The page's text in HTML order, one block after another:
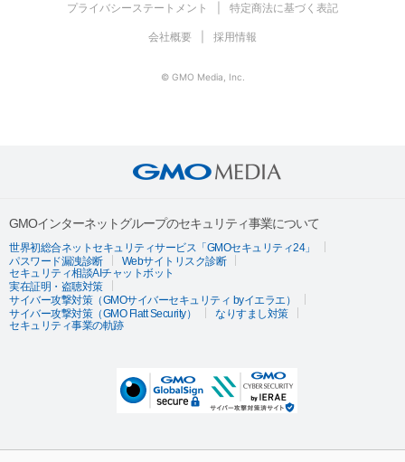
プライバシーステートメント 特定商法に基づく表記
会社概要 採用情報
© GMO Media, Inc.
GMOインターネットグループのセキュリティ事業について
世界初総合ネットセキュリティサービス「GMOセキュリティ24」
パスワード漏洩診断
Webサイトリスク診断
セキュリティ相談AIチャットボット
実在証明・盗聴対策
サイバー攻撃対策（GMOサイバーセキュリティ byイエラエ）
サイバー攻撃対策（GMO Flatt Security）
なりすまし対策
セキュリティ事業の軌跡